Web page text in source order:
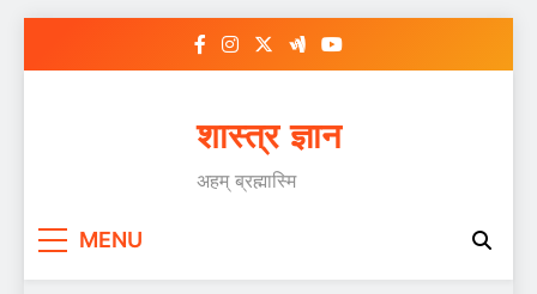
शास्त्र ज्ञान
अहम् ब्रह्मास्मि
MENU